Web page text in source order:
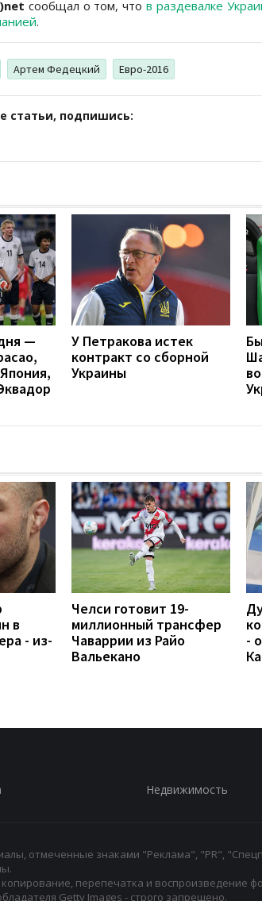
сообщал о том, чтов раздевалке
.
Артем Федецкий Евро-2016
статьи, подпишись:
—
У Петракова истек
контракт со сборной
Украины
в
- из-
Челси готовит 19-
миллионный трансфер
Чаваррии из Райо
Вальекано
-
Недвижимость
отмеченные знаками "Реклама", "PR",
перепечатка и воспроизведение
Getty Images - строго запрещено.